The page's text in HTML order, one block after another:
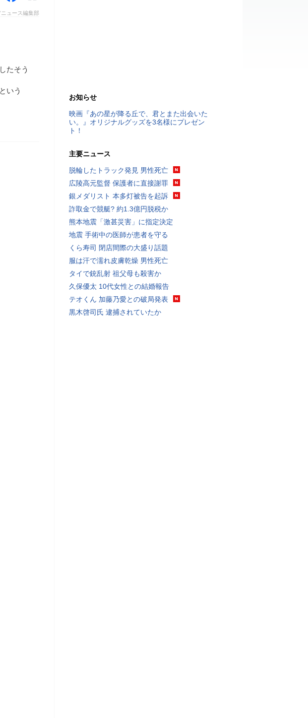
ュース編集部
たそう
いう
お知らせ
映画『あの星が降る丘で、君とまた出会いた
い。』オリジナルグッズを3名様にプレゼン
ト！
主要ニュース
脱輪したトラック発見 男性死亡
広陵高元監督 保護者に直接謝罪
銀メダリスト 本多灯被告を起訴
詐取金で競艇? 約1.3億円脱税か
熊本地震「激甚災害」に指定決定
地震 手術中の医師が患者を守る
くら寿司 閉店間際の大盛り話題
服は汗で濡れ皮膚乾燥 男性死亡
タイで銃乱射 祖父母も殺害か
久保優太 10代女性との結婚報告
テオくん 加藤乃愛との破局発表
黒木啓司氏 逮捕されていたか